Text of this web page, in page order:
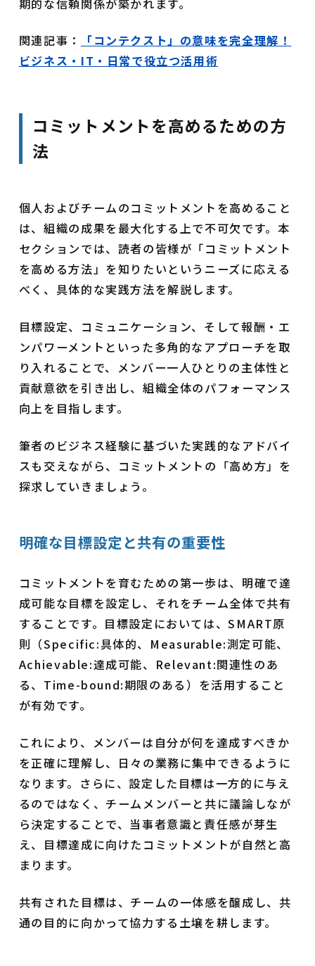
関連記事：
「コンテクスト」の意味を完全理解！
ビジネス・IT・日常で役立つ活用術
コミットメントを高めるための方
法
個人およびチームのコミットメントを高めること
は、組織の成果を最大化する上で不可欠です。本
セクションでは、読者の皆様が「コミットメント
を高める方法」を知りたいというニーズに応える
べく、具体的な実践方法を解説します。
目標設定、コミュニケーション、そして報酬・エ
ンパワーメントといった多角的なアプローチを取
り入れることで、メンバー一人ひとりの主体性と
貢献意欲を引き出し、組織全体のパフォーマンス
向上を目指します。
筆者のビジネス経験に基づいた実践的なアドバイ
スも交えながら、コミットメントの「高め方」を
探求していきましょう。
明確な目標設定と共有の重要性
コミットメントを育むための第一歩は、明確で達
成可能な目標を設定し、それをチーム全体で共有
することです。目標設定においては、SMART原
則（Specific:具体的、Measurable:測定可能、
Achievable:達成可能、Relevant:関連性のあ
る、Time-bound:期限のある）を活用すること
が有効です。
これにより、メンバーは自分が何を達成すべきか
を正確に理解し、日々の業務に集中できるように
なります。さらに、設定した目標は一方的に与え
るのではなく、チームメンバーと共に議論しなが
ら決定することで、当事者意識と責任感が芽生
え、目標達成に向けたコミットメントが自然と高
まります。
共有された目標は、チームの一体感を醸成し、共
通の目的に向かって協力する土壌を耕します。